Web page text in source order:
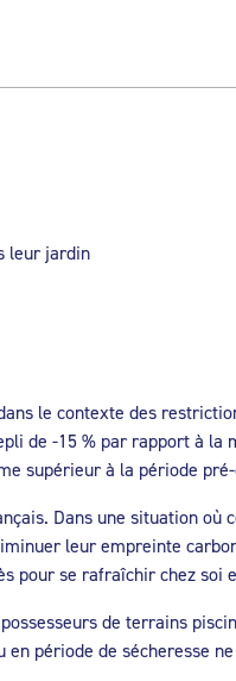
leur jardin
le contexte des
de -15 % par rapport à la
supérieur à la période
Dans une situation
leur empreinte
pour se rafraîchir chez soi
de terrains
en période de sécheresse